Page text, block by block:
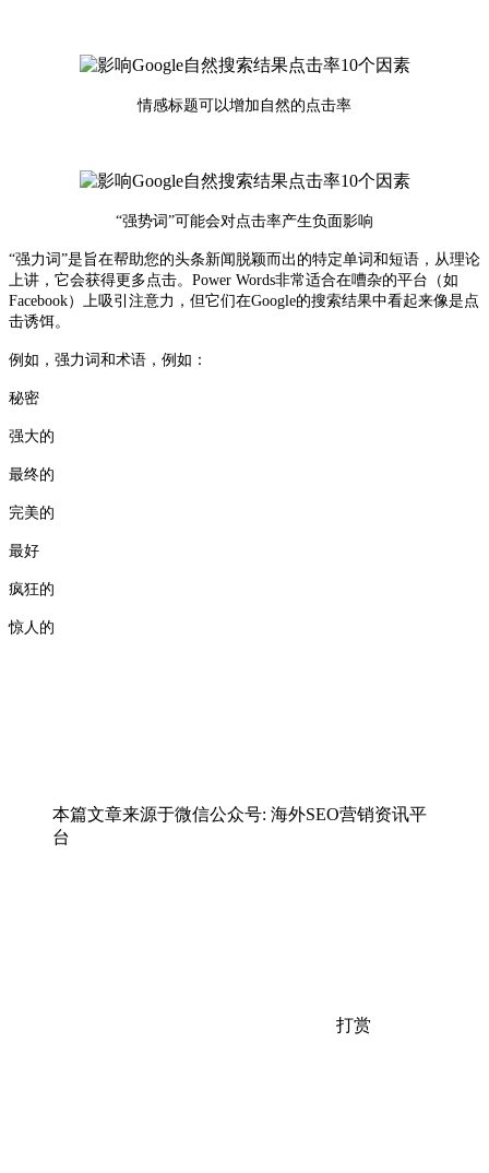
情感标题可以增加自然的点击率
“强势词”可能会对点击率产生负面影响
“强力词”是旨在帮助您的头条新闻脱颖而出的特定单词和短语，从理论
上讲，它会获得更多点击。Power Words非常适合在嘈杂的平台（如
Facebook）上吸引注意力，但它们在Google的搜索结果中看起来像是点
击诱饵。
例如，强力词和术语，例如：
秘密
强大的
最终的
完美的
最好
疯狂的
惊人的
本篇文章来源于微信公众号: 海外SEO营销资讯平
台
打赏